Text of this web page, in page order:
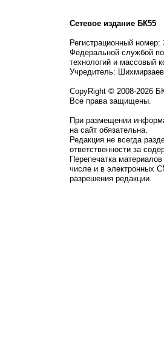
Сетевое издание БК55
Регистрационный
Федеральной службой
технологий и массовый
Учредитель:
CopyRight © 2008-2026
Все права защищены.
При размещении
на сайт обязательна.
Редакция не всегда
ответственности за
Перепечатка
числе и в электронных
разрешения редакции.